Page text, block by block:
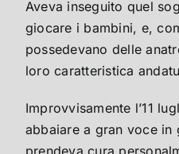
Aveva inseguito quel
giocare i bambini, e,
possedevano delle
loro caratteristica
Improvvisamente l’11
abbaiare a gran voce in